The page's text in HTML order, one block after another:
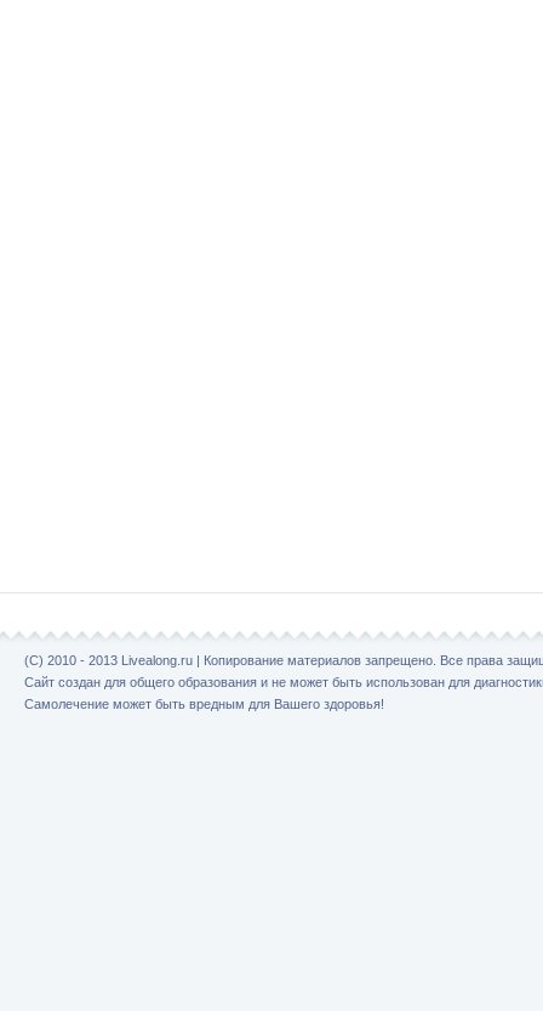
(C) 2010 - 2013 Livealong.ru | Копирование материалов запрещено. Все права
Сайт создан для общего образования и не может быть использован для
Самолечение может быть вредным для Вашего здоровья!